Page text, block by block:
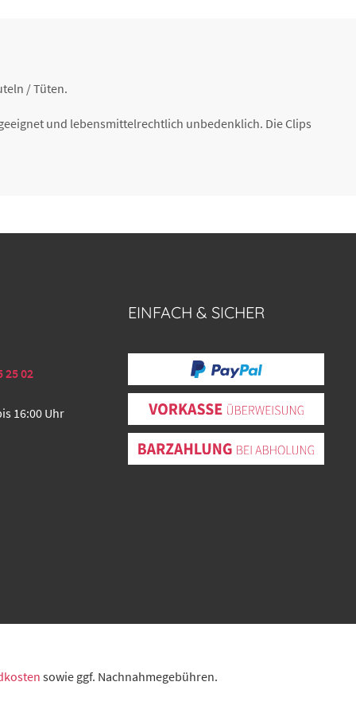
/ Tüten.
und lebensmittelrechtlich unbedenklich. Die Clips
25 02
16:00 Uhr
EINFACH & SICHER
sowie ggf. Nachnahmegebühren.